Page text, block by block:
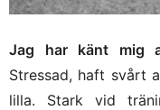
Jag har känt mig
Stressad, haft svårt
lilla. Stark vid